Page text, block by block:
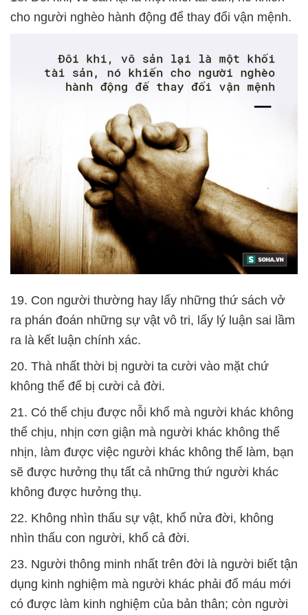
cho người nghèo hành động để thay đổi vận mệnh.
19. Con người thường hay lấy những thứ sách vở
ra phán đoán những sự vật vô tri, lấy lý luận sai lầm
ra là kết luận chính xác.
20. Thà nhất thời bị người ta cười vào mặt chứ
không thể để bị cười cả đời.
21. Có thể chịu được nỗi khổ mà người khác không
thể chịu, nhịn cơn giận mà người khác không thể
nhịn, làm được việc người khác không thể làm, bạn
sẽ được hưởng thụ tất cả những thứ người khác
không được hưởng thụ.
22. Không nhìn thấu sự vật, khổ nửa đời, không
nhìn thấu con người, khổ cả đời.
23. Người thông minh nhất trên đời là người biết tận
dụng kinh nghiệm mà người khác phải đổ máu mới
có được làm kinh nghiệm của bản thân; còn người